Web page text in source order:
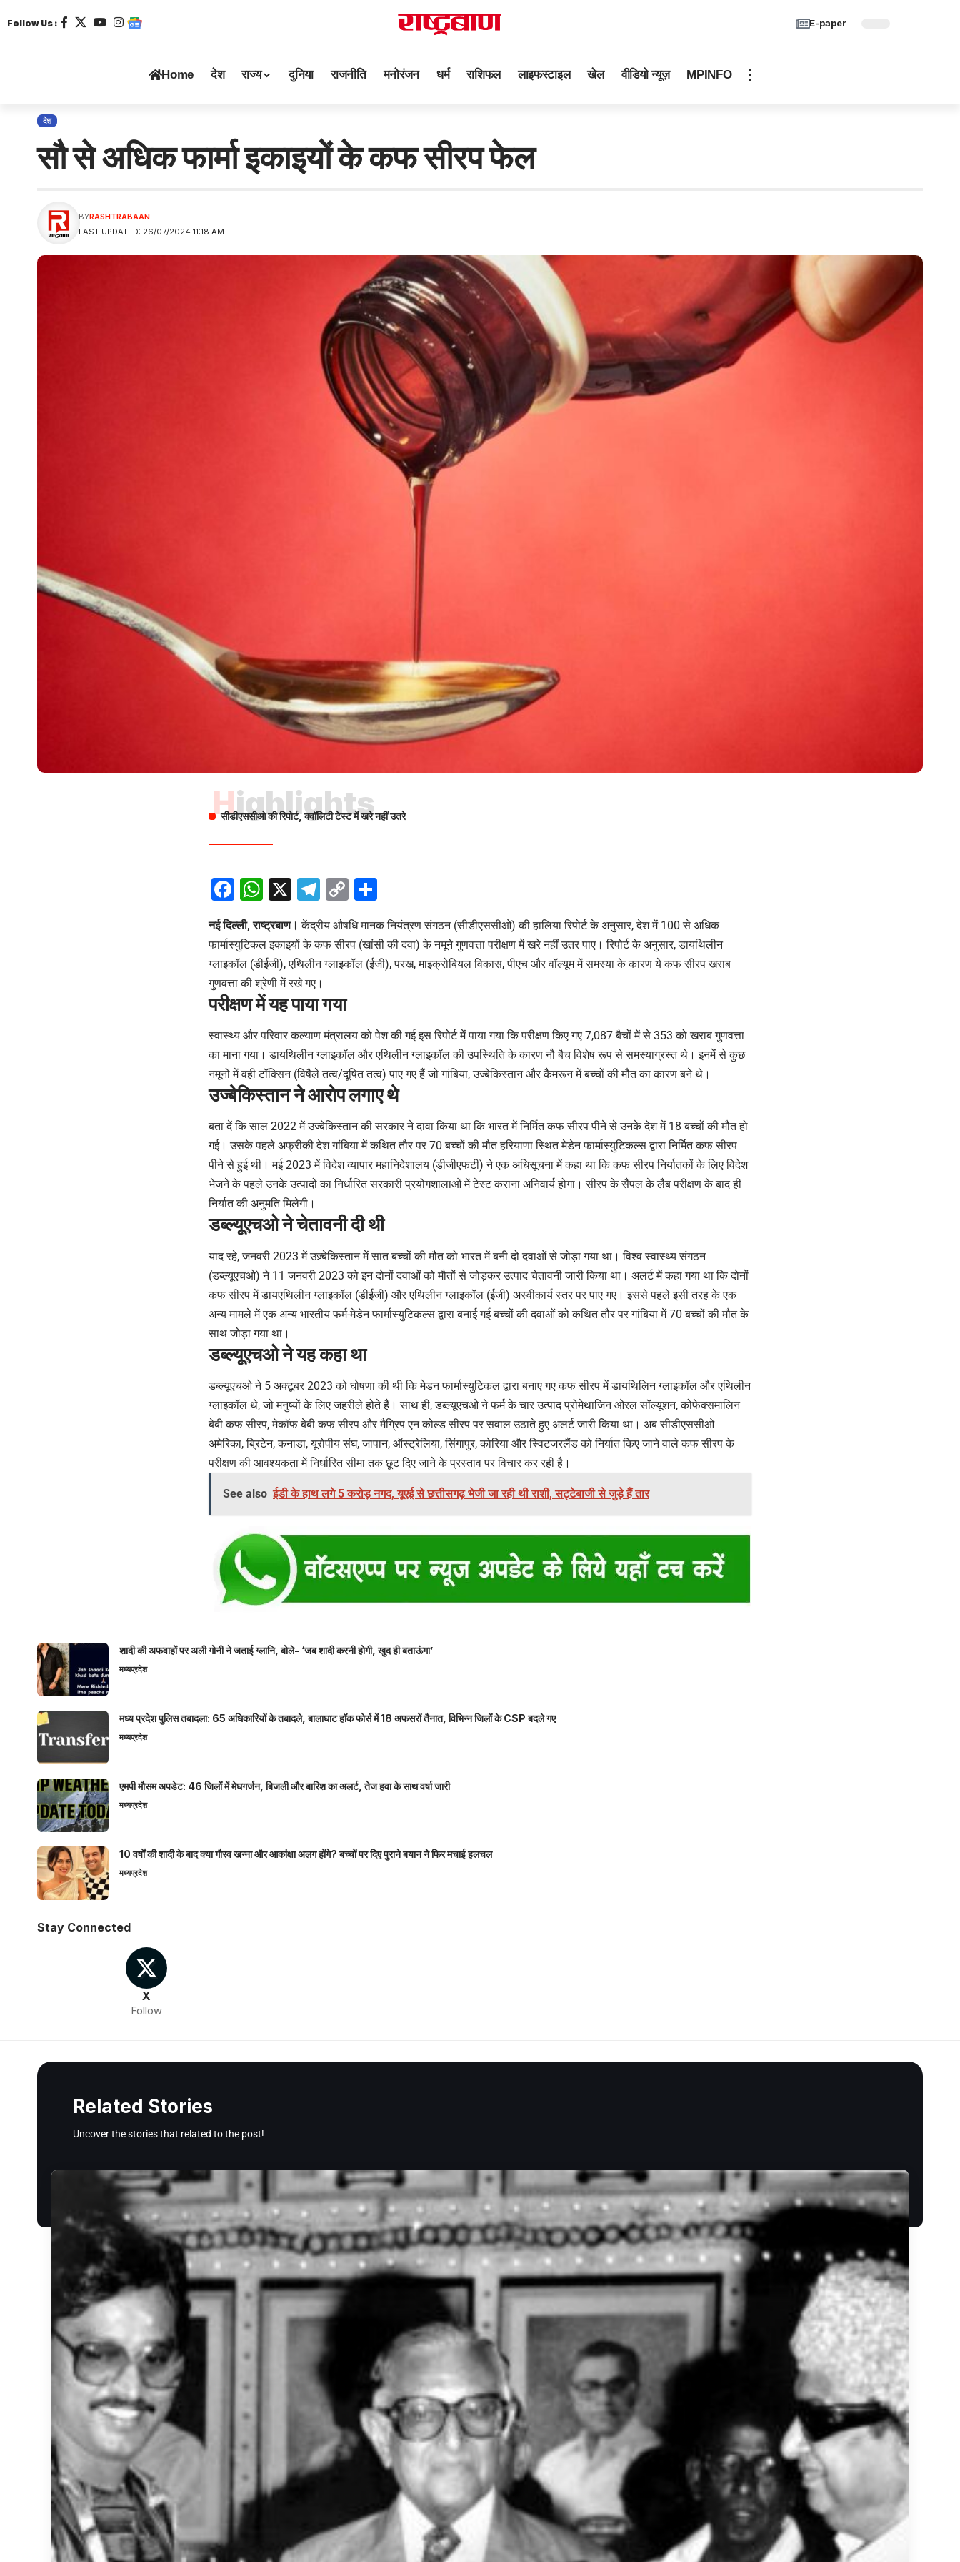
Follow Us : E-paper
Home देश राज्य दुनिया राजनीति मनोरंजन धर्म राशिफल लाइफस्टाइल खेल वीडियो न्यूज़ MPINFO
देश
सौ से अधिक फार्मा इकाइयों के कफ सीरप फेल
LAST UPDATED: 26/07/2024 11:18 AM
BYRASHTRABAAN
Highlights
सीडीएससीओ की रिपोर्ट, क्वॉलिटी टेस्ट में खरे नहीं उतरे
Facebook
WhatsApp
X Telegram
Copy
Link
नई दिल्ली, राष्ट्रबाण।केंद्रीय औषधि मानक नियंत्रण संगठन (सीडीएससीओ) की हालिया रिपोर्ट के अनुसार, देश में 100 से अधिक
फार्मास्युटिकल इकाइयों के कफ सीरप (खांसी की दवा) के नमूने गुणवत्ता परीक्षण में खरे नहीं उतर पाए। रिपोर्ट के अनुसार, डायथिलीन
ग्लाइकॉल (डीईजी), एथिलीन ग्लाइकॉल (ईजी), परख, माइक्रोबियल विकास, पीएच और वॉल्यूम में समस्या के कारण ये कफ सीरप खराब
गुणवत्ता की श्रेणी में रखे गए।
परीक्षण में यह पाया गया
स्वास्थ्य और परिवार कल्याण मंत्रालय को पेश की गई इस रिपोर्ट में पाया गया कि परीक्षण किए गए 7,087 बैचों में से 353 को खराब गुणवत्ता
का माना गया। डायथिलीन ग्लाइकॉल और एथिलीन ग्लाइकॉल की उपस्थिति के कारण नौ बैच विशेष रूप से समस्याग्रस्त थे। इनमें से कुछ
नमूनों में वही टॉक्सिन (विषैले तत्व/दूषित तत्व) पाए गए हैं जो गांबिया, उज्बेकिस्तान और कैमरून में बच्चों की मौत का कारण बने थे।
उज्बेकिस्तान ने आरोप लगाए थे
बता दें कि साल 2022 में उज्बेकिस्तान की सरकार ने दावा किया था कि भारत में निर्मित कफ सीरप पीने से उनके देश में 18 बच्चों की मौत हो
गई। उसके पहले अफ्रीकी देश गांबिया में कथित तौर पर 70 बच्चों की मौत हरियाणा स्थित मेडेन फार्मास्युटिकल्स द्वारा निर्मित कफ सीरप
पीने से हुई थी। मई 2023 में विदेश व्यापार महानिदेशालय (डीजीएफटी) ने एक अधिसूचना में कहा था कि कफ सीरप निर्यातकों के लिए विदेश
भेजने के पहले उनके उत्पादों का निर्धारित सरकारी प्रयोगशालाओं में टेस्ट कराना अनिवार्य होगा। सीरप के सैंपल के लैब परीक्षण के बाद ही
निर्यात की अनुमति मिलेगी।
डब्ल्यूएचओ ने चेतावनी दी थी
याद रहे, जनवरी 2023 में उज़्बेकिस्तान में सात बच्चों की मौत को भारत में बनी दो दवाओं से जोड़ा गया था। विश्व स्वास्थ्य संगठन
(डब्ल्यूएचओ) ने 11 जनवरी 2023 को इन दोनों दवाओं को मौतों से जोड़कर उत्पाद चेतावनी जारी किया था। अलर्ट में कहा गया था कि दोनों
कफ सीरप में डायएथिलीन ग्लाइकॉल (डीईजी) और एथिलीन ग्लाइकॉल (ईजी) अस्वीकार्य स्तर पर पाए गए। इससे पहले इसी तरह के एक
अन्य मामले में एक अन्य भारतीय फर्म-मेडेन फार्मास्युटिकल्स द्वारा बनाई गई बच्चों की दवाओं को कथित तौर पर गांबिया में 70 बच्चों की मौत के
साथ जोड़ा गया था।
डब्ल्यूएचओ ने यह कहा था
डब्ल्यूएचओ ने 5 अक्टूबर 2023 को घोषणा की थी कि मेडन फार्मास्युटिकल द्वारा बनाए गए कफ सीरप में डायथिलिन ग्लाइकॉल और एथिलीन
ग्लाइकॉल थे, जो मनुष्यों के लिए जहरीले होते हैं। साथ ही, डब्ल्यूएचओ ने फर्म के चार उत्पाद प्रोमेथाजिन ओरल सॉल्यूशन, कोफेक्समालिन
बेबी कफ सीरप, मेकॉफ बेबी कफ सीरप और मैग्रिप एन कोल्ड सीरप पर सवाल उठाते हुए अलर्ट जारी किया था। अब सीडीएससीओ
अमेरिका, ब्रिटेन, कनाडा, यूरोपीय संघ, जापान, ऑस्ट्रेलिया, सिंगापुर, कोरिया और स्विटजरलैंड को निर्यात किए जाने वाले कफ सीरप के
परीक्षण की आवश्यकता में निर्धारित सीमा तक छूट दिए जाने के प्रस्ताव पर विचार कर रही है।
See also ईडी के हाथ लगे 5 करोड़ नगद, यूएई से छत्तीसगढ़ भेजी जा रही थी राशी, सट्टेबाजी से जुड़े हैं तार
शादी की अफवाहों पर अली गोनी ने जताई ग्लानि, बोले- ‘जब शादी करनी होगी, खुद ही बताऊंगा’
मध्यप्रदेश
मध्य प्रदेश पुलिस तबादला: 65 अधिकारियों के तबादले, बालाघाट हॉक फोर्स में 18 अफसरों तैनात, विभिन्न जिलों के CSP बदले गए
मध्यप्रदेश
एमपी मौसम अपडेट: 46 जिलों में मेघगर्जन, बिजली और बारिश का अलर्ट, तेज हवा के साथ वर्षा जारी
मध्यप्रदेश
10 वर्षों की शादी के बाद क्या गौरव खन्ना और आकांक्षा अलग होंगे? बच्चों पर दिए पुराने बयान ने फिर मचाई हलचल
मध्यप्रदेश
Stay Connected
X
Follow
Related Stories
Uncover the stories that related to the post!